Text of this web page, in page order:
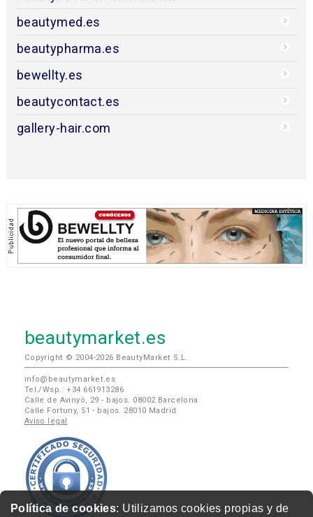
Política de cookies: Utilizamos cookies propias y de
beautymed.es
beautypharma.es
bewellty.es
beautycontact.es
gallery-hair.com
beautymarket.es
Copyright © 2004-2026 BeautyMarket S.L.
info@beautymarket.es
Tel./Wsp.: +34 661913286
Calle de Avinyó, 29 - bajos. 08002 Barcelona
Calle Fortuny, 51 - bajos. 28010 Madrid
Aviso legal